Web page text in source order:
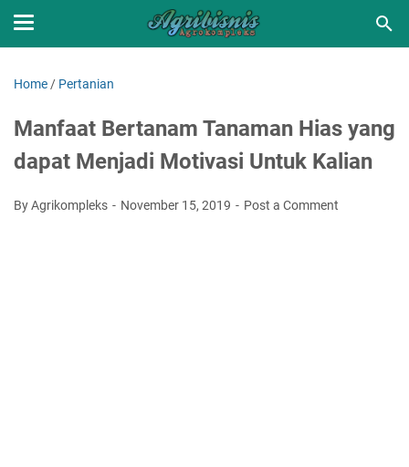
Home / Pertanian
Manfaat Bertanam Tanaman Hias yang
dapat Menjadi Motivasi Untuk Kalian
By Agrikompleks November 15, 2019 Post a Comment